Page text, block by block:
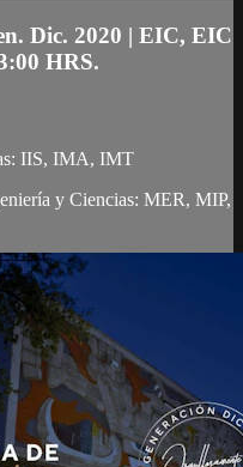
Dic. 2020 | EIC, EIC
HRS.
IIS, IMA, IMT
y Ciencias: MER, MIP,